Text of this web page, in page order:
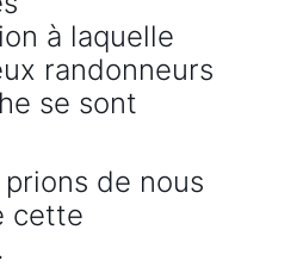
à laquelle
randonneurs
se sont
de nous
cette